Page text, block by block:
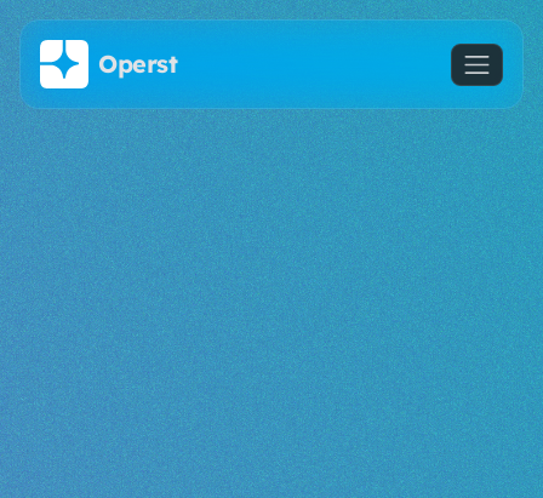
Saltar al contenido principal
Operst